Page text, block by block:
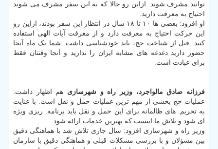
توانند مشرف شوند. ازاین رو حالا که به این سفر مشرف می شوید
احتیاج به معرفت دارید.
او افزود: بعضی ها ۱۰ تا ۱۸ سال در انتظار این سفر بودند، ازاین رو
این حرکت احتیاج به معرفت دارد و از معرفت آیات الهی استفاده
کنید. قبل از شناخت حج، باید خودشناسی داشت. شما یک ماه آنجا
حضور دارید دغدغه های مشابه ایران را ندارید و آنجا وقتتان فقط
برای عبادت است.
فرزانه صادق مالواجرد، وزیر راه و شهرسازی هم اظهار داشت:
عملیات حج بخشی از مهم ترین عملیات حمل و نقل است. با عنایت
به تحریم. های ظالمانه برای این حمل و نقل باید برنامه. ریزی ویژه
ای شود و تلاش ما اینست که بهترین خدمات ارائه شود
وزیر راه و شهرسازی افزود: سال جاری تلاش شد با هماهنگی دقیق
بین مسؤلان و با بررسی مشکلات قبلی و هماهنگی دقیق با سازمان